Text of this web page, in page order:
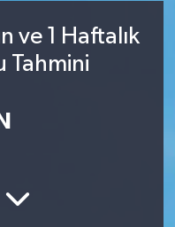
ve 1 Haftalık
Tahmini
Fikstür